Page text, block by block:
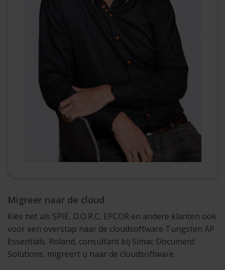
Migreer naar de cloud
Kies net als SPIE, D.O.R.C, EPCOR en andere klanten ook
voor een overstap naar de cloudsoftware Tungsten AP
Essentials. Roland, consultant bij Simac Document
Solutions, migreert u naar de cloudsoftware.